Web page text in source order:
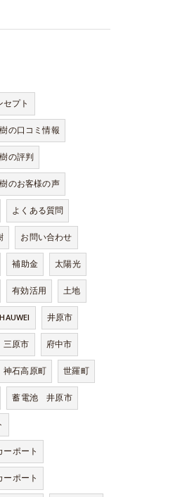
セプト
の口コミ情報
の評判
のお客様の声
よくある質問
お問い合わせ
補助金
太陽光
有効活用
土地
HAUWEI
井原市
三原市
府中市
神石高原町
世羅町
蓄電池 井原市
ポート
ポート